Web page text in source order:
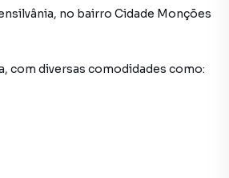
, no bairro Cidade Monções
, com diversas comodidades como: